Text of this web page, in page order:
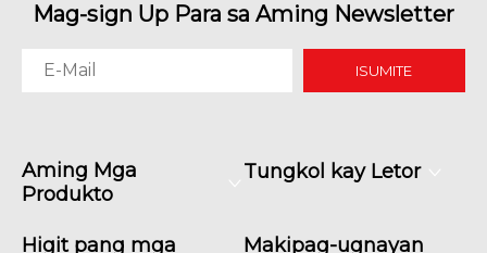
Mag-sign Up Para sa Aming Newsletter
ISUMITE
Aming Mga
Produkto
Tungkol kay Letor
Higit pang mga Makipag-ugnayan